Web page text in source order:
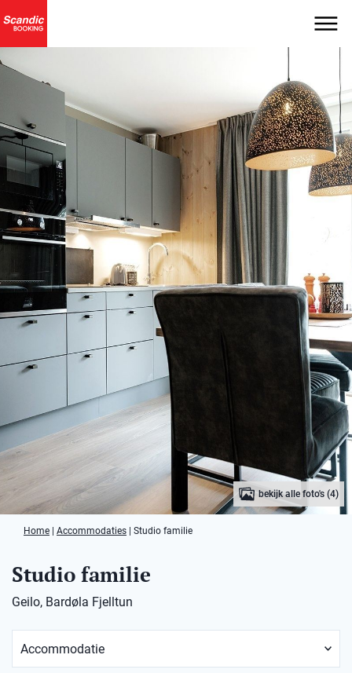
bekijk alle foto's (4)
Home Accommodaties Studio familie
Studio familie
Geilo, Bardøla Fjelltun